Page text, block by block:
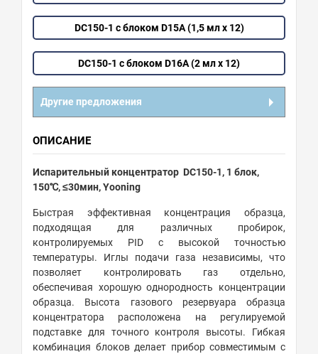
DC150-1 с блоком D15A (1,5 мл х 12)
DC150-1 с блоком D16A (2 мл х 12)
Другие предложения
ОПИСАНИЕ
Испарительный концентратор DC150-1, 1 блок,
150℃, ≤30мин, Yooning
Быстрая эффективная концентрация образца,
подходящая для различных пробирок,
контролируемых PID с высокой точностью
температуры. Иглы подачи газа независимы, что
позволяет контролировать газ отдельно,
обеспечивая хорошую однородность концентрации
образца. Высота газового резервуара образца
концентратора расположена на регулируемой
подставке для точного контроля высоты. Гибкая
комбинация блоков делает прибор совместимым с